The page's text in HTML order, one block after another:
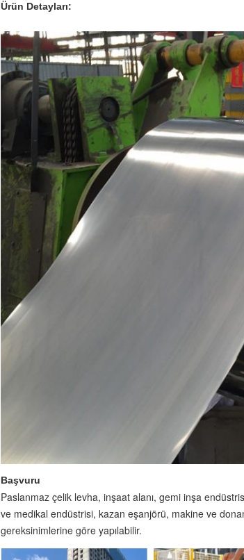
Ürün Detayları:
Başvuru
Paslanmaz çelik levha, inşaat alanı, gemi inşa
ve medikal endüstrisi, kazan eşanjörü, makine ve
gereksinimlerine göre yapılabilir.